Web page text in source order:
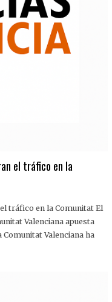
el tráfico en la
tráfico en la Comunitat El
Valenciana apuesta
Valenciana ha